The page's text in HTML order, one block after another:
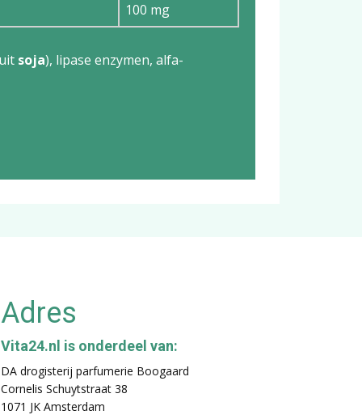
100 mg
soja), lipase enzymen, alfa-
Adres
Vita24.nl is onderdeel van:
DA drogisterij parfumerie Boogaard
Cornelis Schuytstraat 38
1071 JK Amsterdam